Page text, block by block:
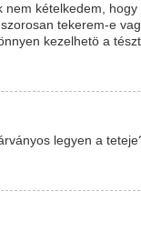
kételkedem,
tekerem-e
kezelhetö a
legyen a